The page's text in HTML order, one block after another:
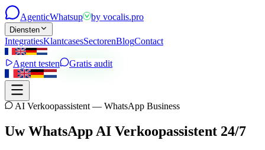
AgenticWhatsup by vocalis.pro
Diensten
IntegratiesKlantcasesSectorenBlogContact
Agent testen Gratis audit
AI Verkoopassistent — WhatsApp Business
Uw WhatsApp AI Verkoopassistent 24/7